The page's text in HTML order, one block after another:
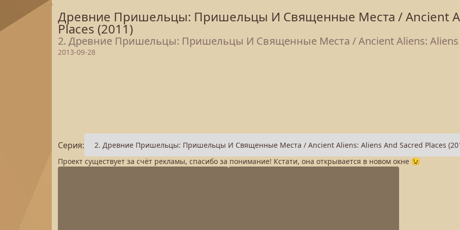
Древние Пришельцы: Пришельцы И Священные Места / Ancient
Places (2011)
2. Древние Пришельцы: Пришельцы И Священные Места / Ancient Aliens: Aliens
2013-09-28
Серия:
Проект существует за счёт рекламы, спасибо за понимание! Кстати, она открывается в новом окне 😉